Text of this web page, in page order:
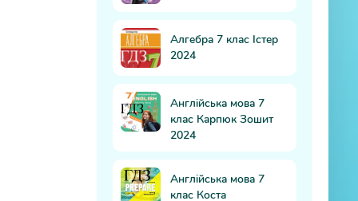
Алгебра 7 клас Істер
2024
Англійська мова 7
клас Карпюк Зошит
2024
Англійська мова 7
клас Коста